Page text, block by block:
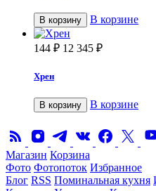
В корзину В корзине
144 ₽ 12 345 ₽
Хрен
В корзину В корзине
Магазин Корзина
Фото Фотопоток Избранное
Блог RSS Поминальная кухня